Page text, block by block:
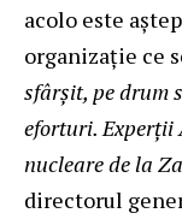
acolo este
organizație ce
sfârșit, pe drum
eforturi. Experții
nucleare de la
directorul